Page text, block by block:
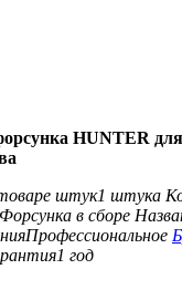
HUNTER
штук1 штука
Форсунка в сборе
Профессиональное
1 год